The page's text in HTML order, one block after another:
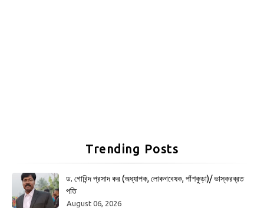
Trending Posts
ড. গোবিন্দ প্রসাদ কর (অধ্যাপক, লোকগবেষক, পাঁশকুড়া)/ ভাস্করব্রত
পতি
August 06, 2026